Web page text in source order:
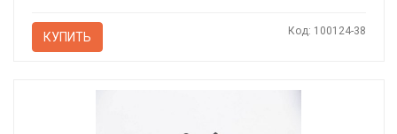
КУПИТЬ Код: 100124-38